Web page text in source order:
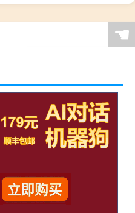
☚